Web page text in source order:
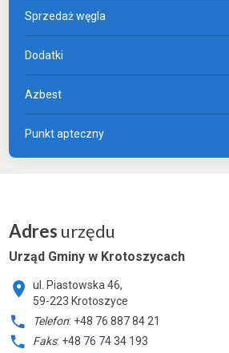
Sprzedaż węgla
Dodatki
Azbest
Punkt apteczny
Adres urzędu
Urząd Gminy w Krotoszycach
ul. Piastowska 46,
59-223 Krotoszyce
Telefon: +48 76 887 84 21
Faks: +48 76 74 34 193